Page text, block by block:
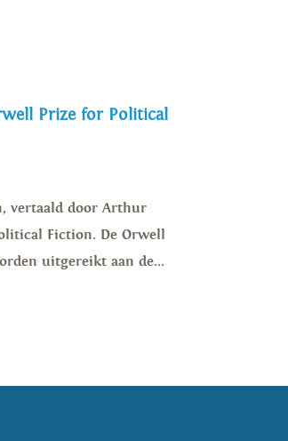
Prize for Political
vertaald door Arthur
Fiction. De Orwell
uitgereikt aan de...